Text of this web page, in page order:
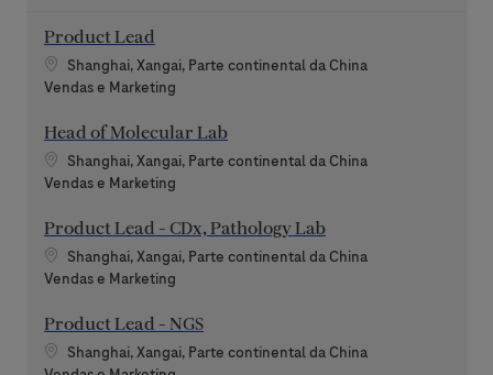
Product Lead
Localização
Shanghai, Xangai, Parte continental da China
Categoria
Vendas e Marketing
Head of Molecular Lab
Localização
Shanghai, Xangai, Parte continental da China
Categoria
Vendas e Marketing
Product Lead - CDx, Pathology Lab
Localização
Shanghai, Xangai, Parte continental da China
Categoria
Vendas e Marketing
Product Lead - NGS
Localização
Shanghai, Xangai, Parte continental da China